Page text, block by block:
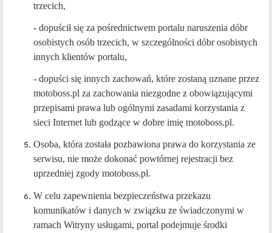
trzecich,
- dopuścił się za pośrednictwem portalu naruszenia dóbr
osobistych osób trzecich, w szczególności dóbr osobistych
innych klientów portalu,
- dopuści się innych zachowań, które zostaną uznane przez
motoboss.pl za zachowania niezgodne z obowiązującymi
przepisami prawa lub ogólnymi zasadami korzystania z
sieci Internet lub godzące w dobre imię motoboss.pl.
Osoba, która została pozbawiona prawa do korzystania ze
serwisu, nie może dokonać powtórnej rejestracji bez
uprzedniej zgody motoboss.pl.
W celu zapewnienia bezpieczeństwa przekazu
komunikatów i danych w związku ze świadczonymi w
ramach Witryny usługami, portal podejmuje środki